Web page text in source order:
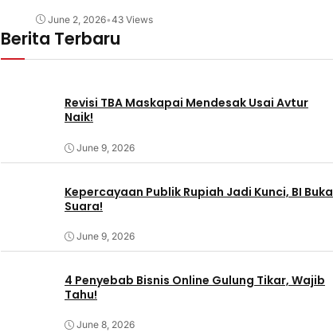
June 2, 2026•43 Views
Berita Terbaru
Revisi TBA Maskapai Mendesak Usai Avtur
Naik!
June 9, 2026
Kepercayaan Publik Rupiah Jadi Kunci, BI Buka
Suara!
June 9, 2026
4 Penyebab Bisnis Online Gulung Tikar, Wajib
Tahu!
June 8, 2026